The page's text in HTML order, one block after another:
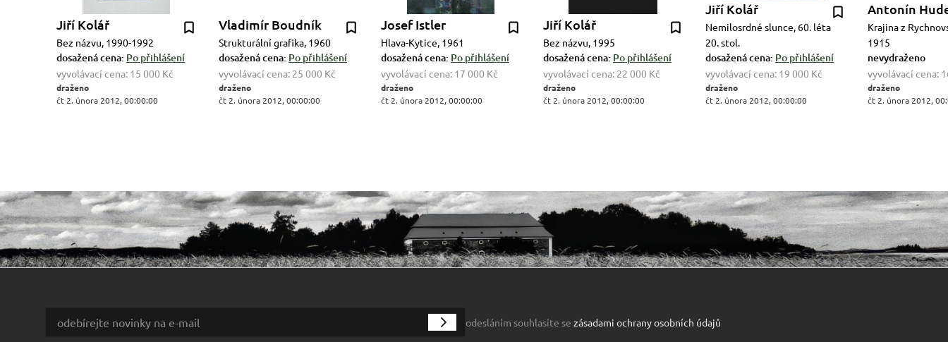
Jiří Kolář
Bez názvu, 1990-1992
dosažená cena: Po přihlášení
vyvolávací cena: 15 000 Kč
draženo
čt 2. února 2012, 00:00:00
Vladimír Boudník
Strukturální grafika, 1960
dosažená cena: Po přihlášení
vyvolávací cena: 25 000 Kč
draženo
čt 2. února 2012, 00:00:00
Josef Istler
Hlava-Kytice, 1961
dosažená cena: Po přihlášení
vyvolávací cena: 17 000 Kč
draženo
čt 2. února 2012, 00:00:00
Jiří Kolář
Bez názvu, 1995
dosažená cena: Po přihlášení
vyvolávací cena: 22 000 Kč
draženo
čt 2. února 2012, 00:00:00
Jiří Kolář
Nemilosrdné slunce, 60. léta
20. stol.
dosažená cena: Po přihlášení
vyvolávací cena: 19 000 Kč
draženo
čt 2. února 2012, 00:00:00
Antonín
Krajina z
1915
nevydraženo
vyvolávací cena:
draženo
čt 2. února 2012,
odesláním souhlasíte se zásadami ochrany osobních údajů